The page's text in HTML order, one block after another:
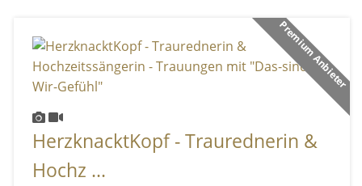
Premium Anbieter
HerzknacktKopf - Traurednerin &
Hochz ...